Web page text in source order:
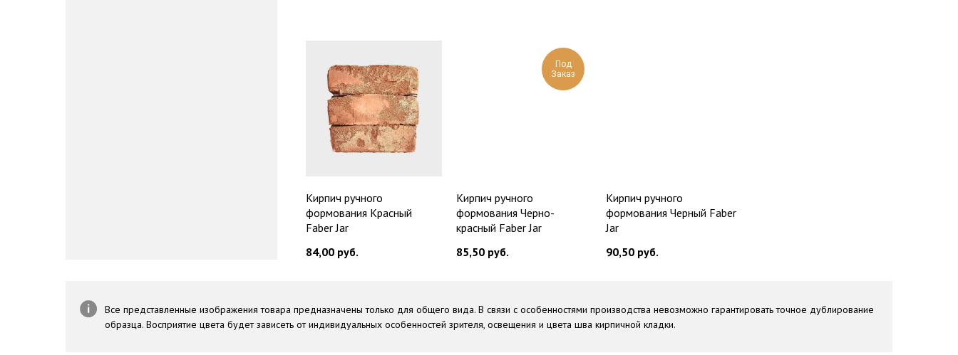
Кирпич ручного
формования Красный
Faber Jar
84,00 руб.
Под
Заказ
Кирпич ручного
формования Черно-
красный Faber Jar
85,50 руб.
Кирпич ручного
формования Черный Faber
Jar
90,50 руб.
Все представленные изображения товара предназначены только для общего вида. В связи с особенностями производства невозможно гарантировать точное дублирование
образца. Восприятие цвета будет зависеть от индивидуальных особенностей зрителя, освещения и цвета шва кирпичной кладки.